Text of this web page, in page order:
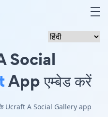
Social
App एम्बेड करें
के Ucraft A Social Gallery app